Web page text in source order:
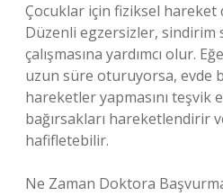
Çocuklar için fiziksel hareket
Düzenli egzersizler, sindirim
çalışmasına yardımcı olur.
uzun süre oturuyorsa, evde
hareketler yapmasını teşvik
bağırsakları hareketlendirir
hafifletebilir.
Ne Zaman Doktora